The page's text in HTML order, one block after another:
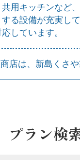
用キッチンなど
る設備が充実し
しています。
店は、新島くさや
プラン検